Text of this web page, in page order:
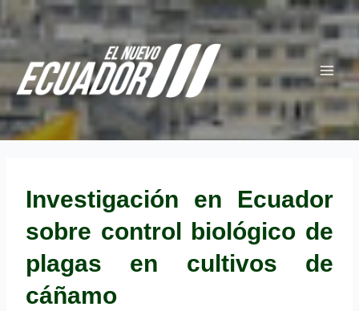
al
contenido
Main
Menu
Investigación en Ecuador
sobre control biológico de
plagas en cultivos de
cáñamo
Navegación